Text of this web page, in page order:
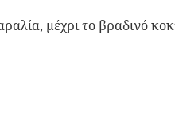
μέχρι το βραδινό